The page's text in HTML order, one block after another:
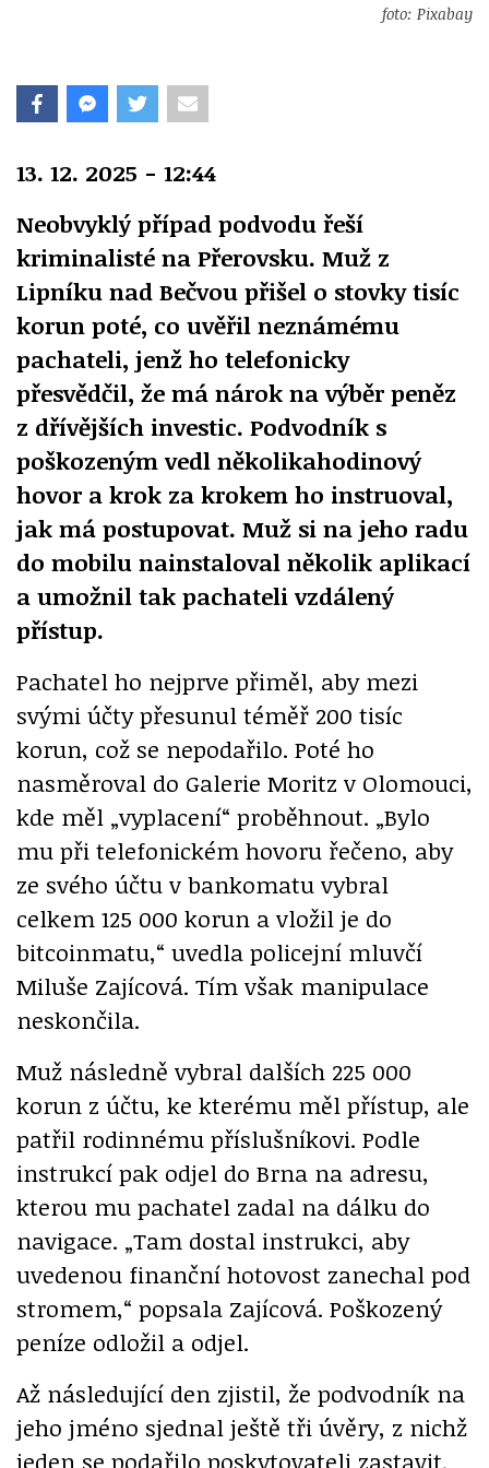
foto: Pixabay
13. 12. 2025 - 12:44
Neobvyklý případ podvodu řeší
kriminalisté na Přerovsku. Muž z
Lipníku nad Bečvou přišel o stovky tisíc
korun poté, co uvěřil neznámému
pachateli, jenž ho telefonicky
přesvědčil, že má nárok na výběr peněz
z dřívějších investic. Podvodník s
poškozeným vedl několikahodinový
hovor a krok za krokem ho instruoval,
jak má postupovat. Muž si na jeho radu
do mobilu nainstaloval několik aplikací
a umožnil tak pachateli vzdálený
přístup.
Pachatel ho nejprve přiměl, aby mezi
svými účty přesunul téměř 200 tisíc
korun, což se nepodařilo. Poté ho
nasměroval do Galerie Moritz v Olomouci,
kde měl „vyplacení“ proběhnout. „Bylo
mu při telefonickém hovoru řečeno, aby
ze svého účtu v bankomatu vybral
celkem 125 000 korun a vložil je do
bitcoinmatu,“ uvedla policejní mluvčí
Miluše Zajícová. Tím však manipulace
neskončila.
Muž následně vybral dalších 225 000
korun z účtu, ke kterému měl přístup, ale
patřil rodinnému příslušníkovi. Podle
instrukcí pak odjel do Brna na adresu,
kterou mu pachatel zadal na dálku do
navigace. „Tam dostal instrukci, aby
uvedenou finanční hotovost zanechal pod
stromem,“ popsala Zajícová. Poškozený
peníze odložil a odjel.
Až následující den zjistil, že podvodník na
jeho jméno sjednal ještě tři úvěry, z nichž
jeden se podařilo poskytovateli zastavit.